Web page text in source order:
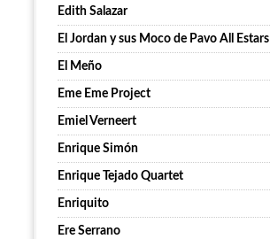
Edith Salazar
El Jordan y sus Moco de Pavo All Estars
El Meño
Eme Eme Project
Emiel Verneert
Enrique Simón
Enrique Tejado Quartet
Enriquito
Ere Serrano